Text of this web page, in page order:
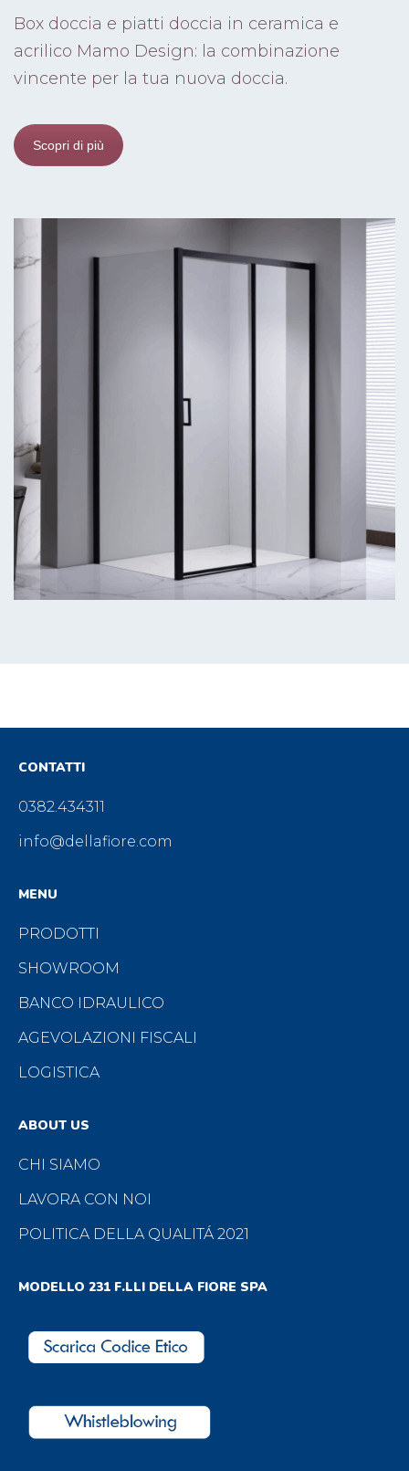
Box doccia e piatti doccia in ceramica e
acrilico Mamo Design: la combinazione
vincente per la tua nuova doccia.
Scopri di più
CONTATTI
0382.434311
info@dellafiore.com
MENU
PRODOTTI
SHOWROOM
BANCO IDRAULICO
AGEVOLAZIONI FISCALI
LOGISTICA
ABOUT US
CHI SIAMO
LAVORA CON NOI
POLITICA DELLA QUALITÁ 2021
MODELLO 231 F.LLI DELLA FIORE SPA